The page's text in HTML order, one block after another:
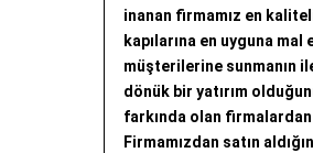
inanan firmamız en
kapılarına en uyguna mal
müşterilerine sunmanın
dönük bir yatırım
farkında olan
Firmamızdan satın